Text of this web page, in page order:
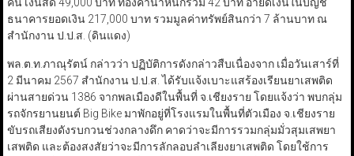
คัน เงินสด 49,000 บาท ทองคำน้ำหนักรวม 42 บาท อายัดเงินในบัญชี
ธนาคารยอดเงิน 217,000 บาท รวมมูลค่าทรัพย์สินกว่า 7 ล้านบาท ณ
สำนักงาน ป.ป.ส. (ดินแดง)
พล.ต.ท.ภาณุรัตน์ กล่าวว่า ปฏิบัติการดังกล่าวสืบเนื่องจาก เมื่อวันเสาร์ที่
2 มีนาคม 2567 สำนักงาน ป.ป.ส. ได้รับแจ้งเบาะแสร้องเรียนยาเสพติด
ผ่านสายด่วน 1386 จากพลเมืองดีในพื้นที่ จ.เชียงราย โดยแจ้งว่า พบกลุ่ม
รถจักรยานยนต์ Big Bike มาพักอยู่ที่โรงแรมในพื้นที่ตัวเมือง จ.เชียงราย
ขับรถเสียงดังรบกวนช่วงกลางดึก คาดว่าจะมีการรวมกลุ่มมั่วสุมเสพยา
เสพติด และต้องสงสัยว่าจะมีการลักลอบลำเลียงยาเสพติด โดยใช้การ